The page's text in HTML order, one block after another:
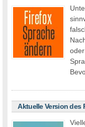
Aktuelle Version des